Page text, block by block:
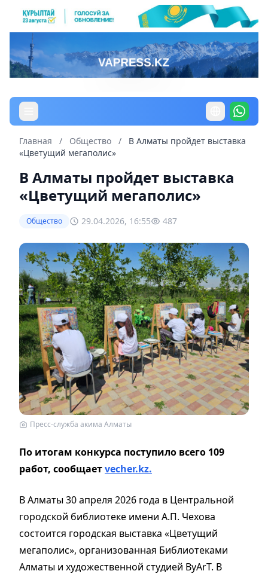
Главная / Общество /
В Алматы пройдет выставка
«Цветущий мегаполис»
В Алматы пройдет выставка
«Цветущий мегаполис»
Общество 29.04.2026, 16:55 487
Пресс-служба акима Алматы
По итогам конкурса поступило всего 109
работ, сообщаетvecher.kz.
В Алматы 30 апреля 2026 года в Центральной
городской библиотеке имени А.П. Чехова
состоится городская выставка «Цветущий
мегаполис», организованная Библиотеками
Алматы и художественной студией ByArT. В